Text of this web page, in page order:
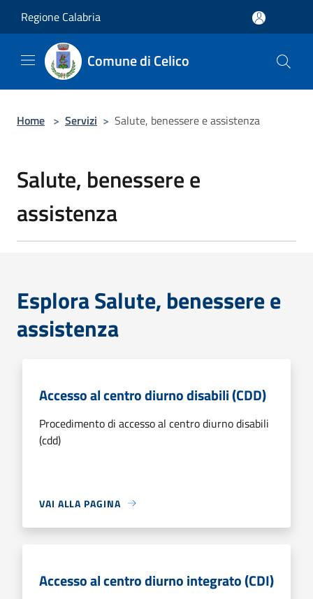
Regione Calabria
Comune di Celico
Home > Servizi > Salute, benessere e assistenza
Salute, benessere e
assistenza
Esplora Salute, benessere e
assistenza
Accesso al centro diurno disabili (CDD)
Procedimento di accesso al centro diurno disabili
(cdd)
VAI ALLA PAGINA
Accesso al centro diurno integrato (CDI)